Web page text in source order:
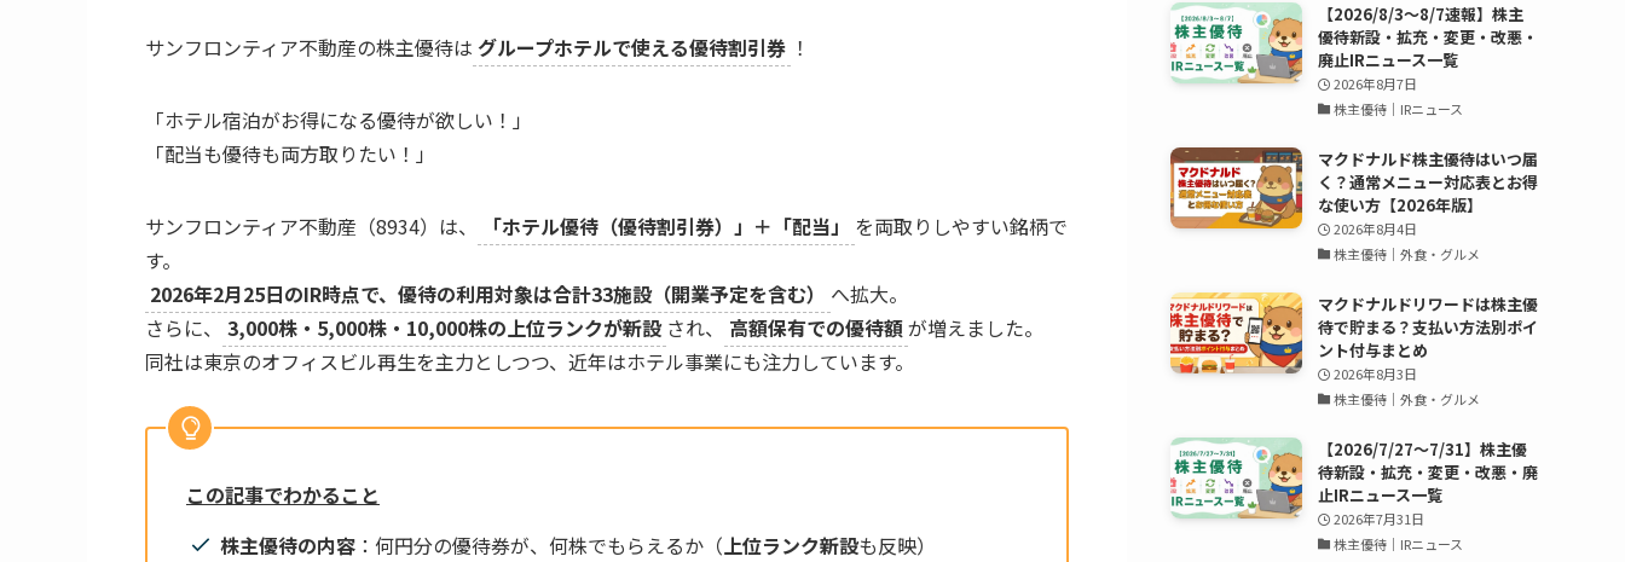
サンフロンティア不動産の株主優待は グループホテルで使える優待割引券 ！
「ホテル宿泊がお得になる優待が欲しい！」
「配当も優待も両方取りたい！」
サンフロンティア不動産（8934）は、 「ホテル優待（優待割引券）」＋「配当」
を両取りしやすい銘柄で
す。
2026年2月25日のIR時点で、優待の利用対象は合計33施設（開業予定を含む）
へ拡大。
さらに、 3,000株・5,000株・10,000株の上位ランクが新設 され、 高額保有での優待額が増えました。
同社は東京のオフィスビル再生を主力としつつ、近年はホテル事業にも注力しています。
この記事でわかること
株主優待の内容 ：何円分の優待券が、何株でもらえるか（上位ランク新設も反映）
【2026/8/3～8/7速報】株主
優待新設・拡充・変更・改悪・
廃止IRニュース一覧
2026年8月7日
株主優待｜IRニュース
マクドナルド株主優待はいつ届
く？通常メニュー対応表とお得
な使い方【2026年版】
2026年8月4日
株主優待｜外食・グルメ
マクドナルドリワードは株主優
待で貯まる？支払い方法別ポイ
ント付与まとめ
2026年8月3日
株主優待｜外食・グルメ
【2026/7/27〜7/31】株主優
待新設・拡充・変更・改悪・廃
止IRニュース一覧
2026年7月31日
株主優待｜IRニュース